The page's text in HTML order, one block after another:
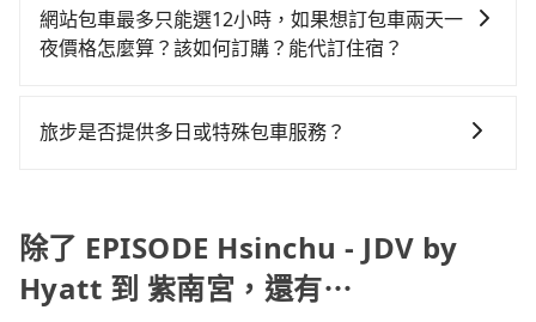
三人以下要乘車，也可參考tripool的拼車共乘服務，最
多可再節省50%的交通費用。
車況，打開車門才發現仍有上一組乘客遺留的垃圾或者
撞凹的車門仍未被修理，每一次租車都好像在開樂透一
車位，對於急著用車或者要載其他乘客的人來說就有不
就顯得非常不便。
論在價格或服務品質上，tripool都是你從EPISODE
Hsinchu - JDV by Hyatt到紫南宮的最佳選擇。
車。 旅行人數：人數多時包車較方便舒適且每個人攤提
下來的車資也比較便宜，人數少可搭乘大眾運輸或計程
和方便性可選包車和計程車，喜歡探險和體驗當地文化
市場上稍具規模且合法經營的業者，有以短程與城市為
主的台灣大車隊、大都會、LINE Taxi、Uber，機場接送
單程接送與跨縣市計時包車，不論從哪邊去哪裡（當然
擇。
網站包車最多只能選12小時，如果想訂包車兩天一
夜價格怎麼算？該如何訂購？能代訂住宿？
需要連續兩天的包車服務，可以在官網上分開預定兩天
旅步是否提供多日或特殊包車服務？
除了 EPISODE Hsinchu - JDV by
Hyatt 到 紫南宮，還有⋯